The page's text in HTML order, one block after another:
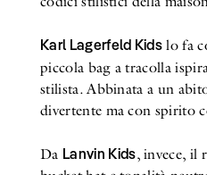
Karl Lagerfeld Kids lo fa
piccola bag a tracolla
stilista. Abbinata a un
divertente ma con spirito
Da Lanvin Kids, invece, il